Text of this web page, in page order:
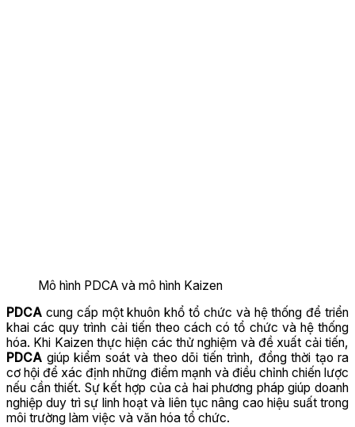
Mô hình PDCA và mô hình Kaizen
PDCA cung cấp một khuôn khổ tổ chức và hệ thống để triển
khai các quy trình cải tiến theo cách có tổ chức và hệ thống
hóa. Khi Kaizen thực hiện các thử nghiệm và đề xuất cải tiến,
PDCA giúp kiểm soát và theo dõi tiến trình, đồng thời tạo ra
cơ hội để xác định những điểm mạnh và điều chỉnh chiến lược
nếu cần thiết. Sự kết hợp của cả hai phương pháp giúp doanh
nghiệp duy trì sự linh hoạt và liên tục nâng cao hiệu suất trong
môi trường làm việc và văn hóa tổ chức.